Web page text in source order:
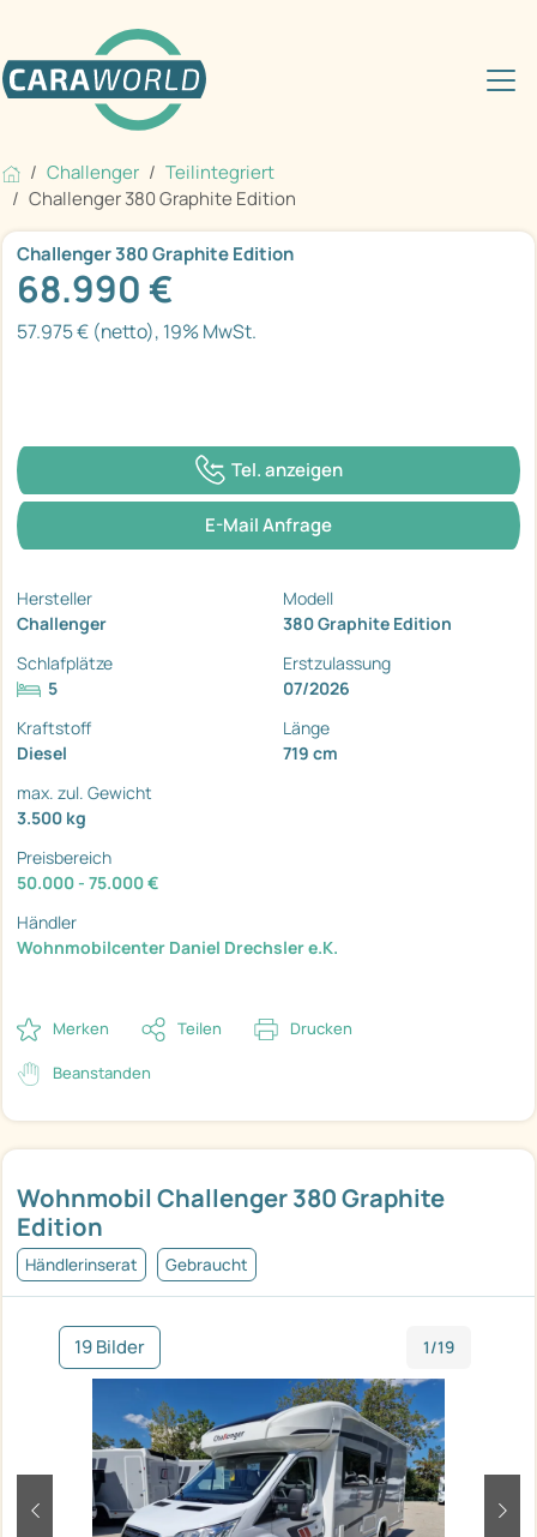
Challenger
Teilintegriert
Challenger 380 Graphite Edition
Wohnmobil Challenger 380 Graphite
Edition
Händlerinserat Gebraucht
19 Bilder 1/19
zurück
Challenger 380 Graphite Edition
68.990 €
57.975 € (netto), 19% MwSt.
Tel. anzeigen
E-Mail Anfrage
Hersteller
Challenger
Modell
380 Graphite Edition
Schlafplätze
5
Erstzulassung
07/2026
Kraftstoff
Diesel
Länge
719 cm
max. zul. Gewicht
3.500 kg
Preisbereich
50.000 - 75.000 €
Händler
Wohnmobilcenter Daniel Drechsler e.K.
Merken Teilen Drucken
Beanstanden